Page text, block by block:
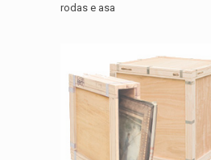
rodas e asa